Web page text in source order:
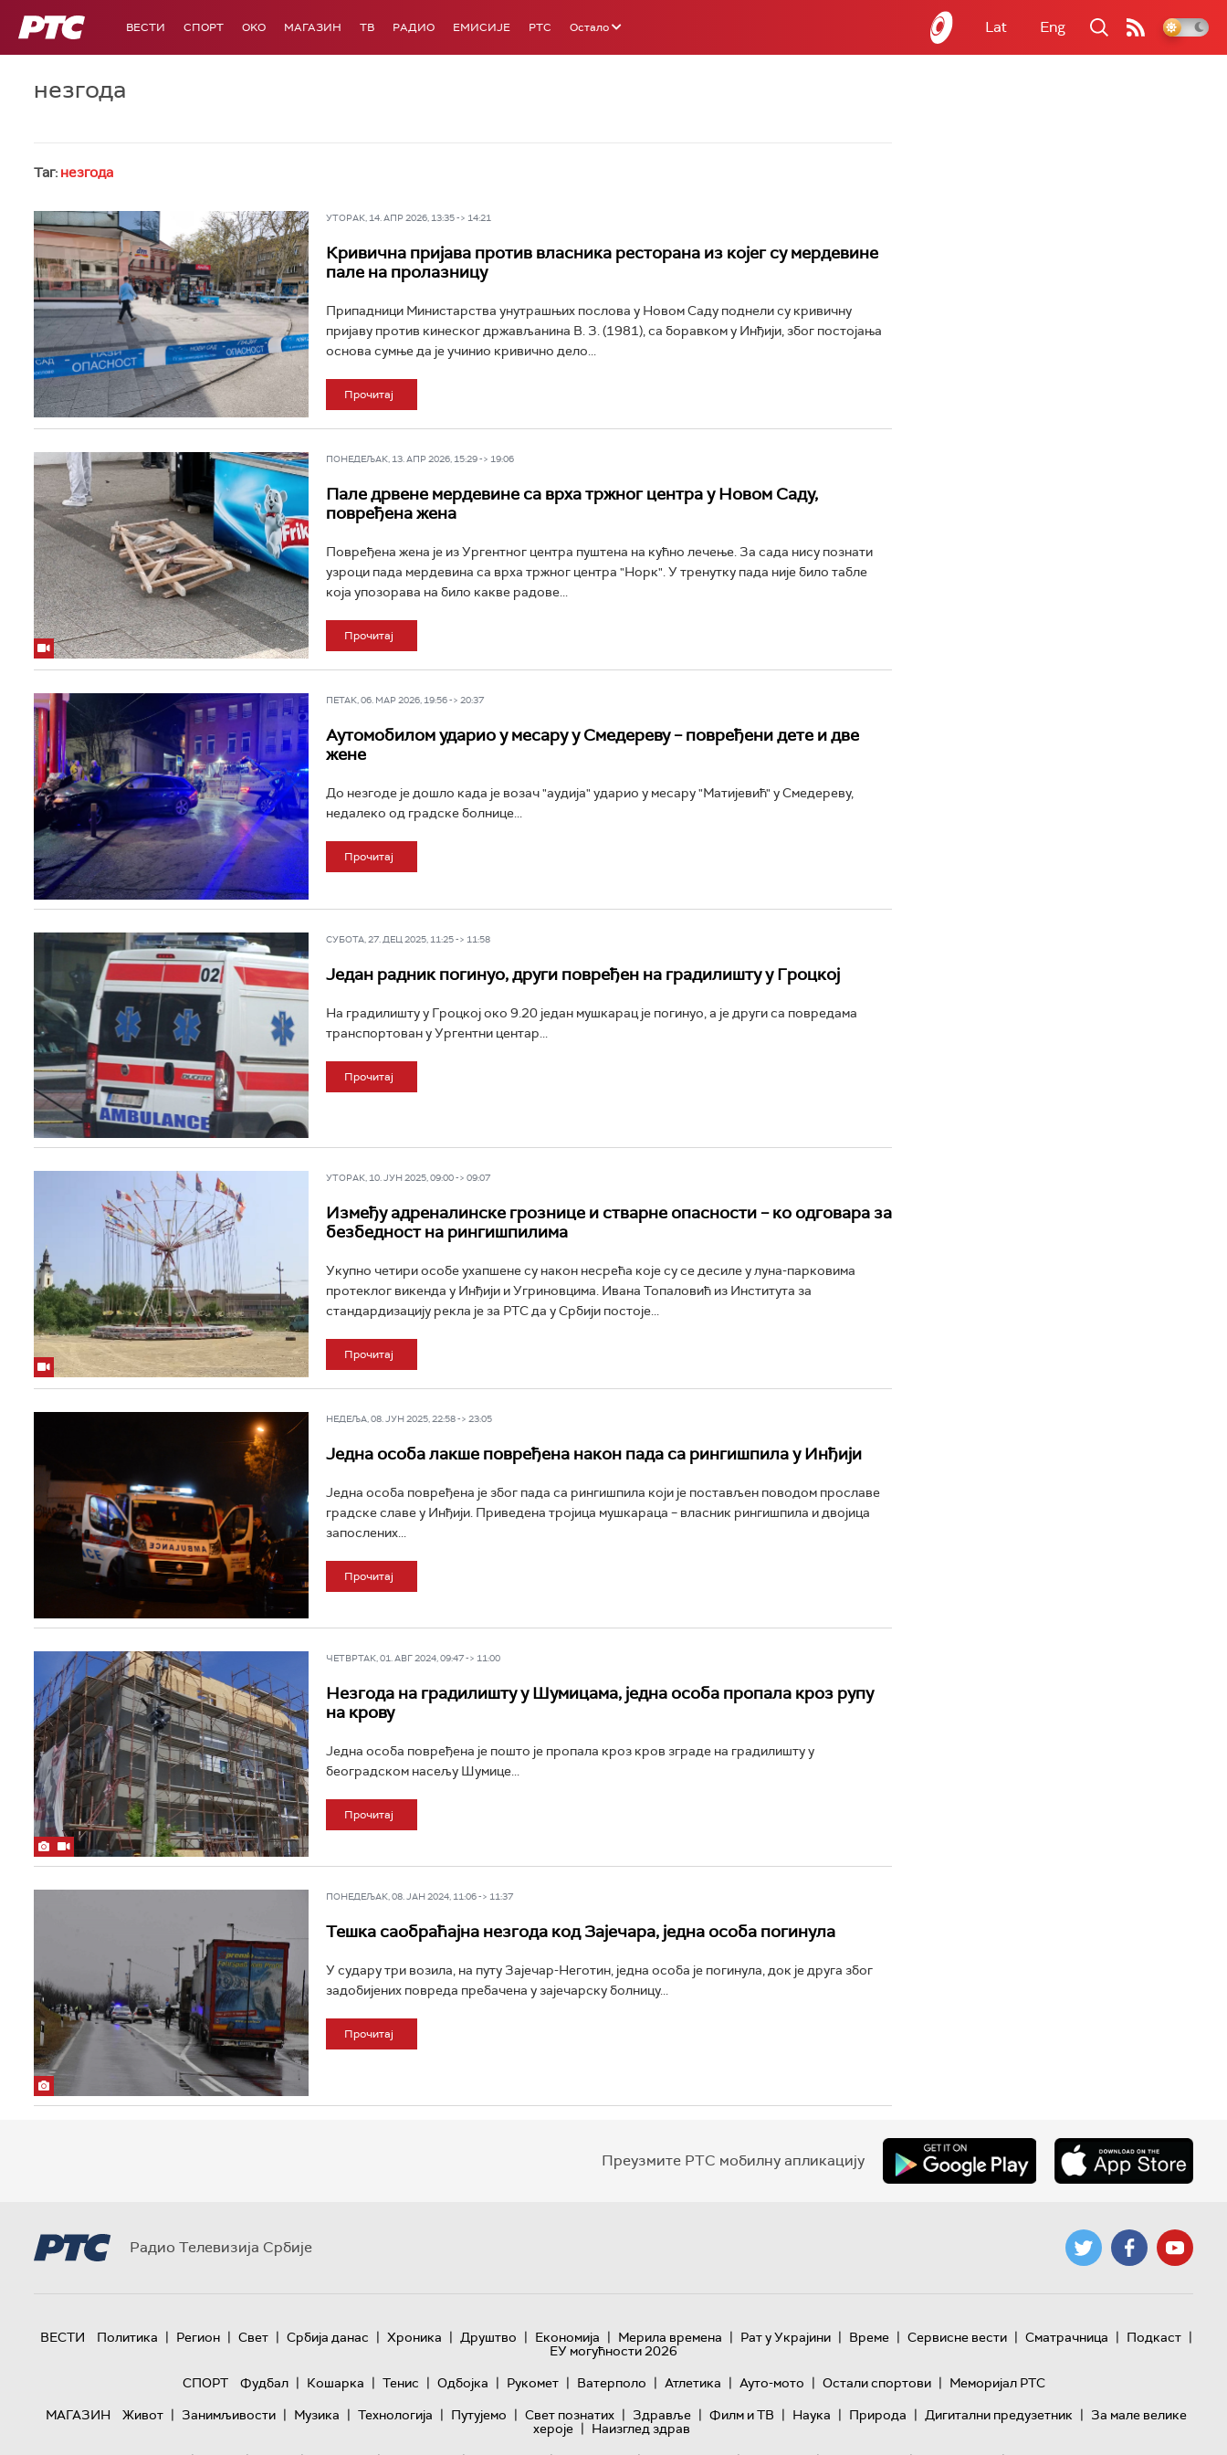
РТС ВЕСТИ СПОРТ OKO МАГАЗИН ТВ РАДИО ЕМИСИЈЕ РТС Остало Lat Eng
незгода
Таг: незгода
УТОРАК, 14. АПР 2026, 13:35 -> 14:21
Кривична пријава против власника ресторанa из којег су мердевине
пале на пролазницу
Припадници Министарства унутрашњих послова у Новом Саду поднели су кривичну
пријаву против кинеског држављанина В. З. (1981), са боравком у Инђији, због постојања
основа сумње да је учинио кривично дело...
Прочитај
ПОНЕДЕЉАК, 13. АПР 2026, 15:29 -> 19:06
Пале дрвене мердевине са врха тржног центра у Новом Саду,
повређена жена
Повређена жена је из Ургентног центра пуштена на кућно лечење. За сада нису познати
узроци пада мердевина са врха тржног центра "Норк". У тренутку пада није било табле
која упозорава на било какве радове...
Прочитај
ПЕТАК, 06. МАР 2026, 19:56 -> 20:37
Аутомобилом ударио у месару у Смедереву – повређени дете и две
жене
До незгоде је дошло када је возач "аудија" ударио у месару "Матијевић" у Смедереву,
недалеко од градске болнице...
Прочитај
СУБОТА, 27. ДЕЦ 2025, 11:25 -> 11:58
Један радник погинуо, други повређен на градилишту у Гроцкој
На градилишту у Гроцкој око 9.20 један мушкарац је погинуо, а је други са повредама
транспортован у Ургентни центар...
Прочитај
УТОРАК, 10. ЈУН 2025, 09:00 -> 09:07
Између адреналинске грознице и стварне опасности – ко одговара за
безбедност на рингишпилима
Укупно четири особе ухапшене су након несрећа које су се десиле у луна-парковима
протеклог викенда у Инђији и Угриновцима. Ивана Топаловић из Института за
стандардизацију рекла је за РТС да у Србији постоје...
Прочитај
НЕДЕЉА, 08. ЈУН 2025, 22:58 -> 23:05
Једна особа лакше повређена након пада са рингишпила у Инђији
Једна особа повређена је због пада са рингишпила који је постављен поводом прославе
градске славе у Инђији. Приведена тројица мушкараца – власник рингишпила и двојица
запослених...
Прочитај
ЧЕТВРТАК, 01. АВГ 2024, 09:47 -> 11:00
Незгода на градилишту у Шумицама, једна особа пропала кроз рупу
на крову
Једна особа повређена је пошто је пропала кроз кров зграде на градилишту у
београдском насељу Шумице...
Прочитај
ПОНЕДЕЉАК, 08. ЈАН 2024, 11:06 -> 11:37
Тешка саобраћајна незгода код Зајечара, једна особа погинула
У судару три возила, на путу Зајечар-Неготин, једна особа је погинула, док је друга због
задобијених повреда пребачена у зајечарску болницу...
Прочитај
Преузмите РТС мобилну апликацију
Радио Телевизија Србије
ВЕСТИ Политика | Регион | Свет | Србија данас | Хроника | Друштво | Економија | Мерила времена | Рат у Украјини | Време | Сервисне вести | Сматрачница | Подкаст |
ЕУ могућности 2026
СПОРТ
Фудбал | Кошарка | Тенис | Одбојка | Рукомет | Ватерполо | Атлетика | Ауто-мото | Остали спортови | Меморијал РТС
МАГАЗИН
Живот | Занимљивости | Музика | Технологијa | Путујемо | Свет познатих | Здравље | Филм и ТВ | Наука | Природа | Дигитални предузетник | За мале велике
хероје | Наизглед здрав